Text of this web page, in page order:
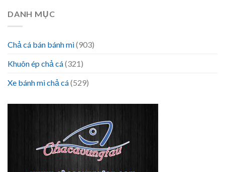
DANH MỤC
Chả cá bán bánh mì(903)
Khuôn ép chả cá(321)
Xe bánh mì chả cá(529)